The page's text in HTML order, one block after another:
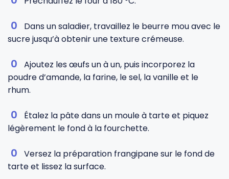
Dans un saladier, travaillez le beurre mou avec le
sucre jusqu’à obtenir une texture crémeuse.
Ajoutez les œufs un à un, puis incorporez la
poudre d’amande, la farine, le sel, la vanille et le
rhum.
Étalez la pâte dans un moule à tarte et piquez
légèrement le fond à la fourchette.
Versez la préparation frangipane sur le fond de
tarte et lissez la surface.